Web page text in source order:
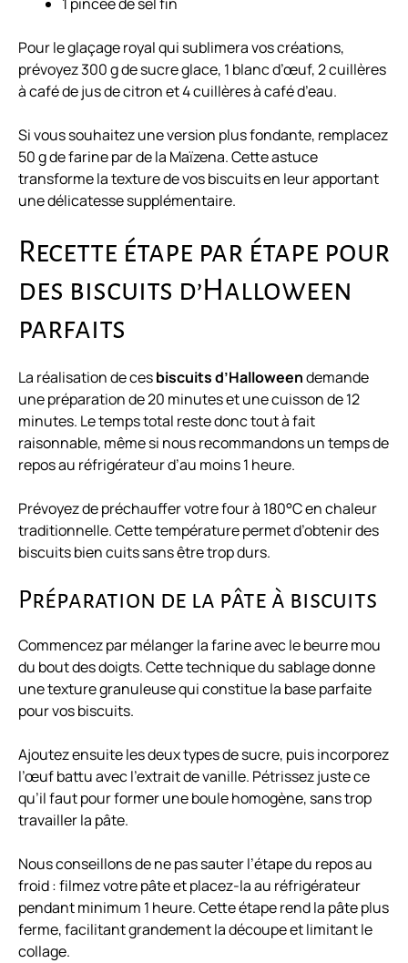
1 pincée de sel fin
Pour le glaçage royal qui sublimera vos créations,
prévoyez 300 g de sucre glace, 1 blanc d’œuf, 2 cuillères
à café de jus de citron et 4 cuillères à café d’eau.
Si vous souhaitez une version plus fondante, remplacez
50 g de farine par de la Maïzena. Cette astuce
transforme la texture de vos biscuits en leur apportant
une délicatesse supplémentaire.
Recette étape par étape pour
des biscuits d’Halloween
parfaits
La réalisation de cesbiscuits d’Halloweendemande
une préparation de 20 minutes et une cuisson de 12
minutes. Le temps total reste donc tout à fait
raisonnable, même si nous recommandons un temps de
repos au réfrigérateur d’au moins 1 heure.
Prévoyez de préchauffer votre four à 180°C en chaleur
traditionnelle. Cette température permet d’obtenir des
biscuits bien cuits sans être trop durs.
Préparation de la pâte à biscuits
Commencez par mélanger la farine avec le beurre mou
du bout des doigts. Cette technique du sablage donne
une texture granuleuse qui constitue la base parfaite
pour vos biscuits.
Ajoutez ensuite les deux types de sucre, puis incorporez
l’œuf battu avec l’extrait de vanille. Pétrissez juste ce
qu’il faut pour former une boule homogène, sans trop
travailler la pâte.
Nous conseillons de ne pas sauter l’étape du repos au
froid : filmez votre pâte et placez-la au réfrigérateur
pendant minimum 1 heure. Cette étape rend la pâte plus
ferme, facilitant grandement la découpe et limitant le
collage.